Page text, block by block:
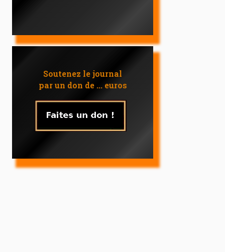
Soutenez le journal
par un don de ... euros